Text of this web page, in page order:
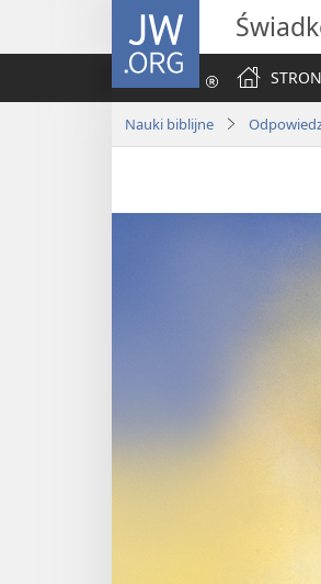
JW.ORG
Nauki biblijne